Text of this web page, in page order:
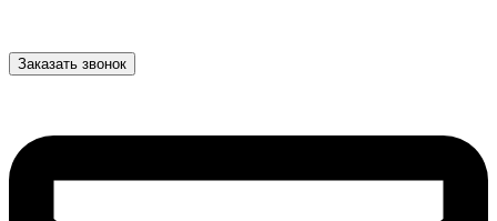
Заказать звонок